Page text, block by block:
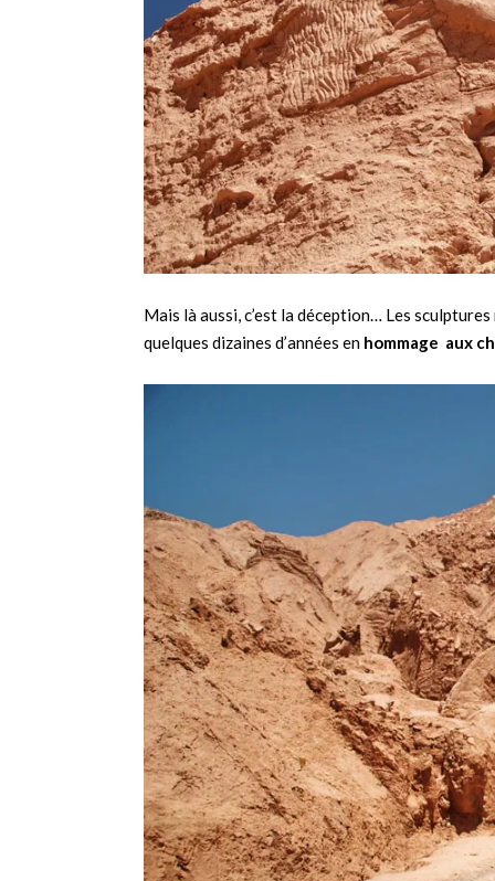
Mais là aussi, c’est la déception… Les
quelques dizaines d’années en hommage aux